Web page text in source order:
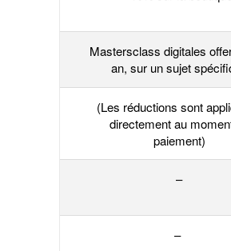
Mastersclass digitales
an, sur un sujet
(Les réductions sont
directement au
paiement)
–
–